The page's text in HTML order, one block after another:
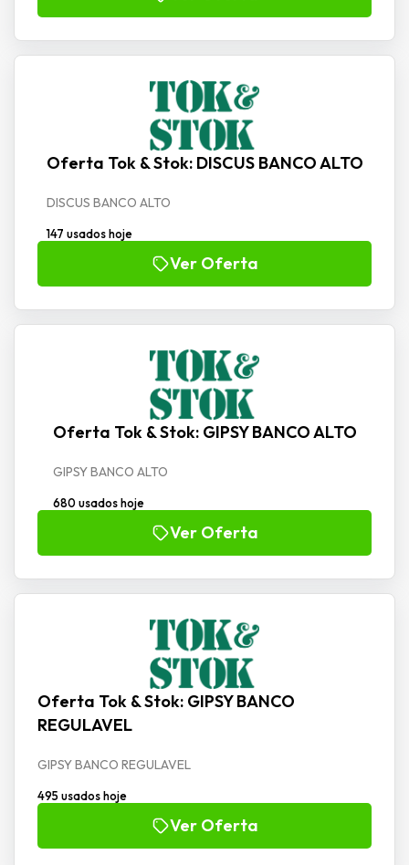
Oferta Tok & Stok: DISCUS BANCO ALTO
DISCUS BANCO ALTO
147 usados hoje
Ver Oferta
Oferta Tok & Stok: GIPSY BANCO ALTO
GIPSY BANCO ALTO
680 usados hoje
Ver Oferta
Oferta Tok & Stok: GIPSY BANCO
REGULAVEL
GIPSY BANCO REGULAVEL
495 usados hoje
Ver Oferta